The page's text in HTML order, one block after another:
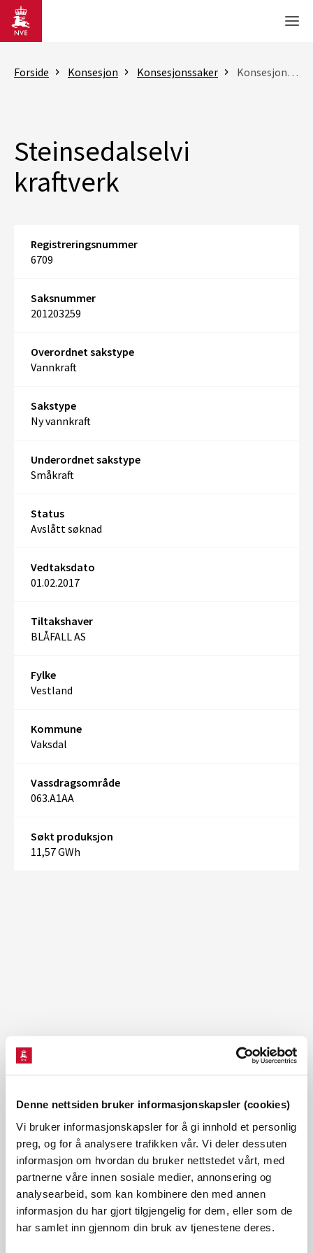
Denne nettsiden bruker informasjonskapsler (cookies)
Vi bruker informasjonskapsler for å gi innhold et personlig
preg, og for å analysere trafikken vår. Vi deler dessuten
informasjon om hvordan du bruker nettstedet vårt, med
partnerne våre innen sosiale medier, annonsering og
analysearbeid, som kan kombinere den med annen
informasjon du har gjort tilgjengelig for dem, eller som de
har samlet inn gjennom din bruk av tjenestene deres.
Gå til hovedinnhold
Forside Konsesjon Konsesjonssaker Konsesjonssak
Steinsedalselvi
kraftverk
Registreringsnummer
6709
Saksnummer
201203259
Overordnet sakstype
Vannkraft
Sakstype
Ny vannkraft
Underordnet sakstype
Småkraft
Status
Avslått søknad
Vedtaksdato
01.02.2017
Tiltakshaver
BLÅFALL AS
Fylke
Vestland
Kommune
Vaksdal
Vassdragsområde
063.A1AA
Søkt produksjon
11,57 GWh
None |©️ Geodata AS, Kartverket, Geovekst og kommunene, Norsk Polarinstitutt, Lantmäteriet, Lantmäteriverket/NLS, OpenStreetMap
Se stort kart i NVE Temakart
NVE avslår søknadene om Fjellfossen, Steinsedalselvi,
Leirofossen og Nonstadgilet kraftverk.